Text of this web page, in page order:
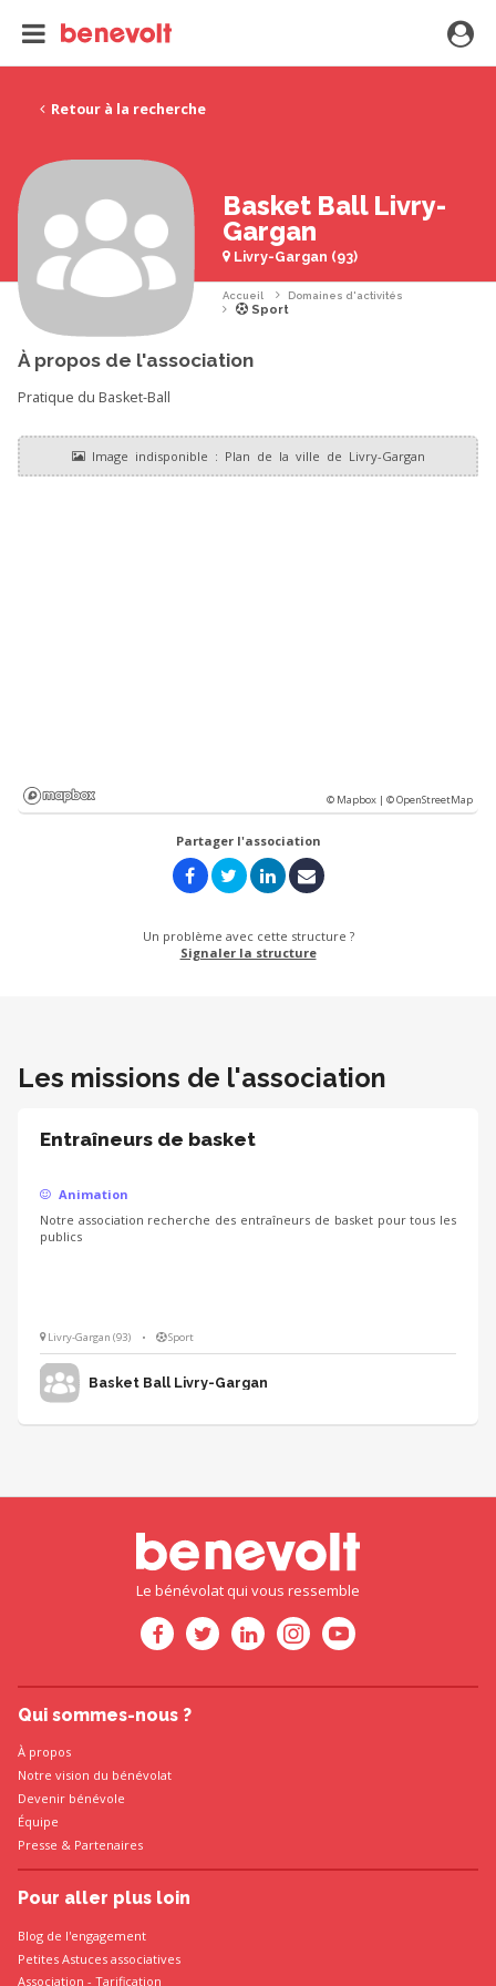
Retour à la recherche
Basket Ball Livry-
Gargan
Livry-Gargan (93)
Accueil Domaines d'activités
Sport
À propos de l'association
Pratique du Basket-Ball
© Mapbox |© OpenStreetMap
Partager l'association
Un problème avec cette structure ?
Signaler la structure
Les missions de l'association
Entraîneurs de basket
Animation
Notre association recherche des entraîneurs de basket pour tous les
publics
Livry-Gargan (93) • Sport
Basket Ball Livry-Gargan
Le bénévolat qui vous ressemble
Qui sommes-nous ?
À propos
Notre vision du bénévolat
Devenir bénévole
Équipe
Presse & Partenaires
Pour aller plus loin
Blog de l'engagement
Petites Astuces associatives
Association - Tarification